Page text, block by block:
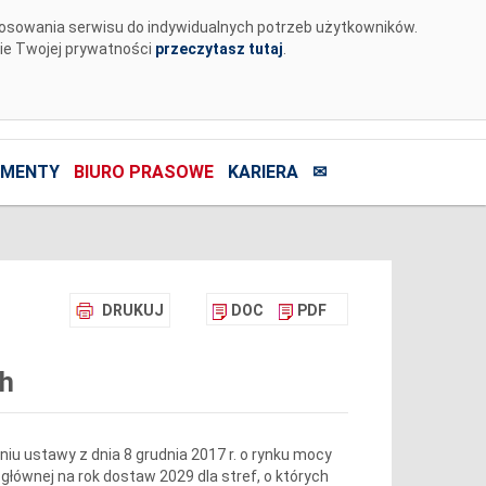
serwisu do indywidualnych potrzeb użytkowników.
Twojej prywatności przeczytasz tutaj
BIURO PRASOWE KARIERA ✉
DRUKUJ DOC PDF
ustawy z dnia 8 grudnia 2017 r. o rynku mocy
na rok dostaw 2029 dla stref, o których